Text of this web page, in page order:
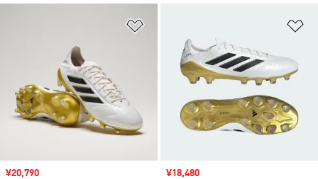
セール価格
¥20,790
セール価格
¥18,480